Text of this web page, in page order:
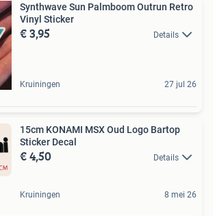
Synthwave Sun Palmboom Outrun Retro
Vinyl Sticker
€ 3,95 Details
Kruiningen 27 jul 26
15cm KONAMI MSX Oud Logo Bartop
Sticker Decal
€ 4,50 Details
Kruiningen 8 mei 26